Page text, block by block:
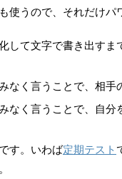
使うので、それだけパ
して文字で書き出すま
なく言うことで、相手
なく言うことで、自分
す。いわば定期テスト